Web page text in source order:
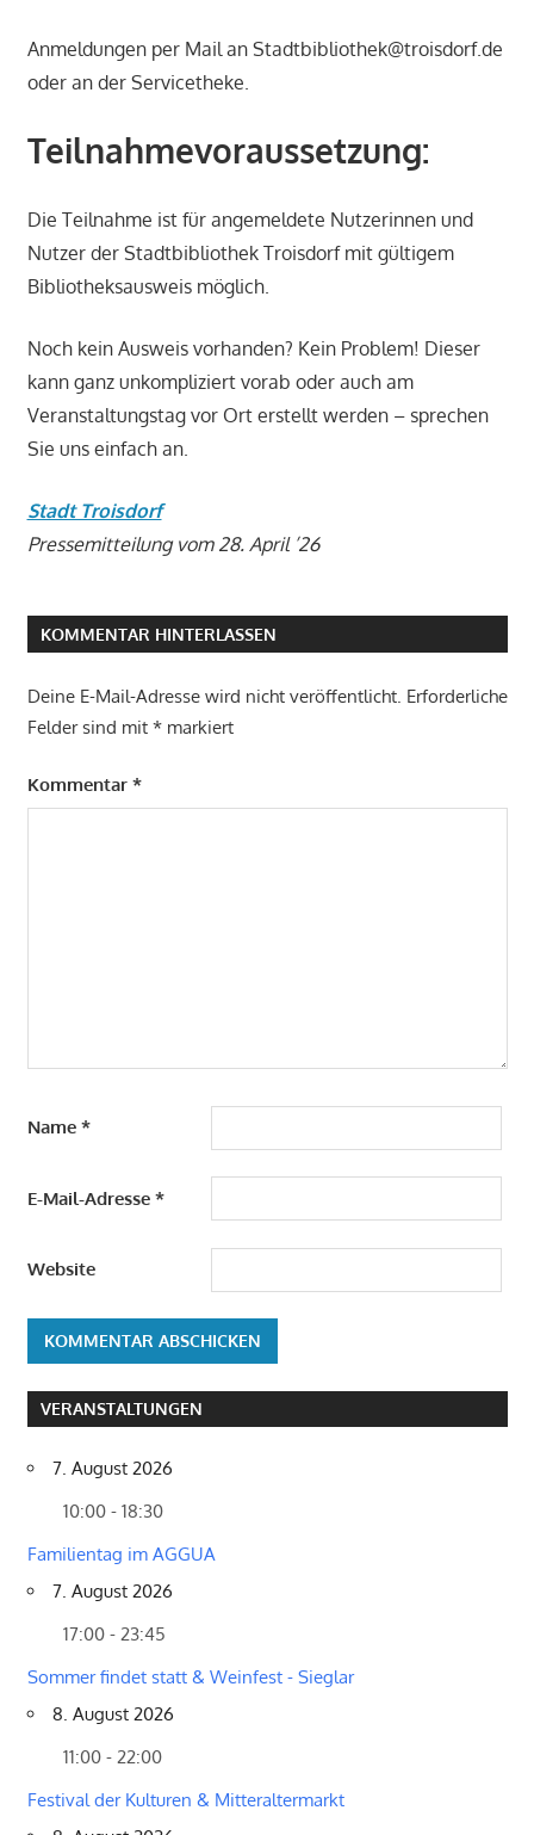
Anmeldungen per Mail an Stadtbibliothek@troisdorf.de
oder an der Servicetheke.
Teilnahmevoraussetzung:
Die Teilnahme ist für angemeldete Nutzerinnen und
Nutzer der Stadtbibliothek Troisdorf mit gültigem
Bibliotheksausweis möglich.
Noch kein Ausweis vorhanden? Kein Problem! Dieser
kann ganz unkompliziert vorab oder auch am
Veranstaltungstag vor Ort erstellt werden – sprechen
Sie uns einfach an.
Stadt Troisdorf
Pressemitteilung vom 28. April ’26
KOMMENTAR HINTERLASSEN
Deine E-Mail-Adresse wird nicht veröffentlicht. Erforderliche
Felder sind mit *markiert
Kommentar *
Name *
E-Mail-Adresse *
Website
VERANSTALTUNGEN
7. August 2026
10:00 - 18:30
Familientag im AGGUA
7. August 2026
17:00 - 23:45
Sommer findet statt & Weinfest - Sieglar
8. August 2026
11:00 - 22:00
Festival der Kulturen & Mitteraltermarkt